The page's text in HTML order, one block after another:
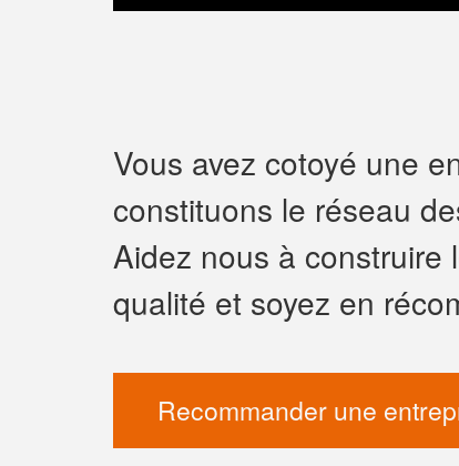
Vous avez cotoyé une
constituons le réseau
Aidez nous à construire
qualité et soyez en
Recommander une